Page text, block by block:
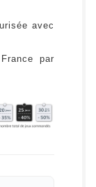
avec
par